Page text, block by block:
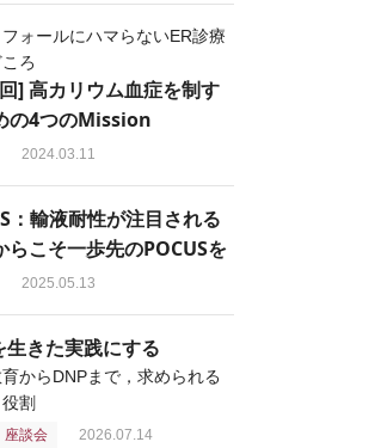
フォールにハマらないER診療
ろ
] 高カリウム血症を制す
の4つのMission
2024.03.11
：輸液耐性が注目される
らこそ一歩先のPOCUSを
2025.05.13
生きた実践にする
からDNPまで，求められる
割
座談会 2026.07.14